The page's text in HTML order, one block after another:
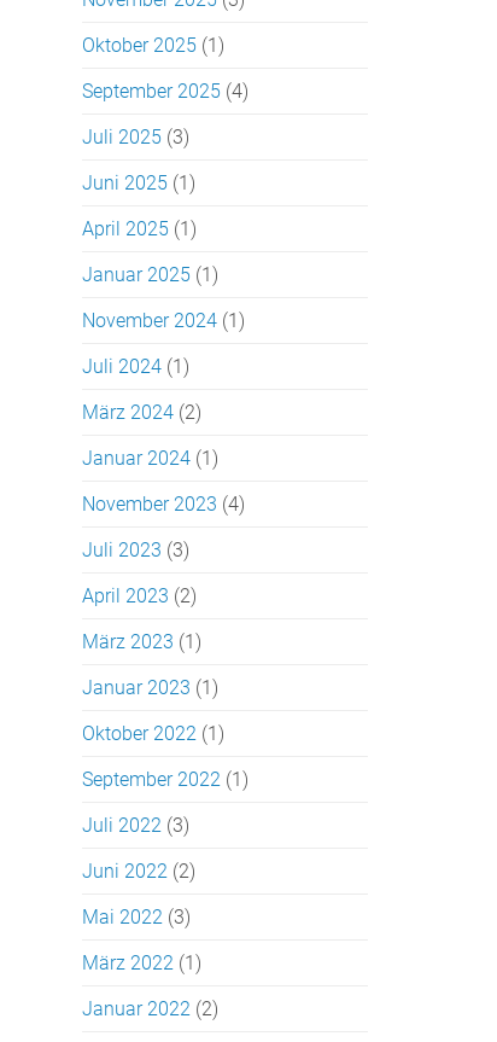
Oktober 2025(1)
September 2025(4)
Juli 2025(3)
Juni 2025(1)
April 2025(1)
Januar 2025(1)
November 2024(1)
Juli 2024(1)
März 2024(2)
Januar 2024(1)
November 2023 (4)
Juli 2023 (3)
April 2023 (2)
März 2023 (1)
Januar 2023 (1)
Oktober 2022(1)
September 2022(1)
Juli 2022(3)
Juni 2022(2)
Mai 2022(3)
März 2022(1)
Januar 2022(2)